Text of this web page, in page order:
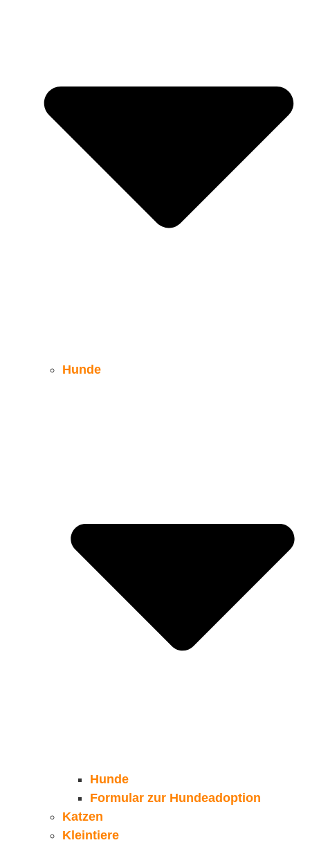
Hunde
Hunde
Formular zur Hundeadoption
Katzen
Kleintiere